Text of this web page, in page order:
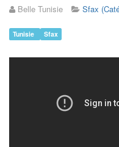
Belle Tunisie Sfax
Tunisie Sfax